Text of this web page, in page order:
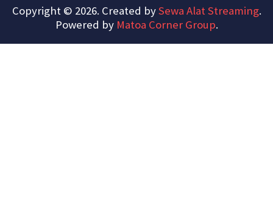
Copyright © 2026. Created bySewa Alat Streaming.
Powered by Matoa Corner Group.